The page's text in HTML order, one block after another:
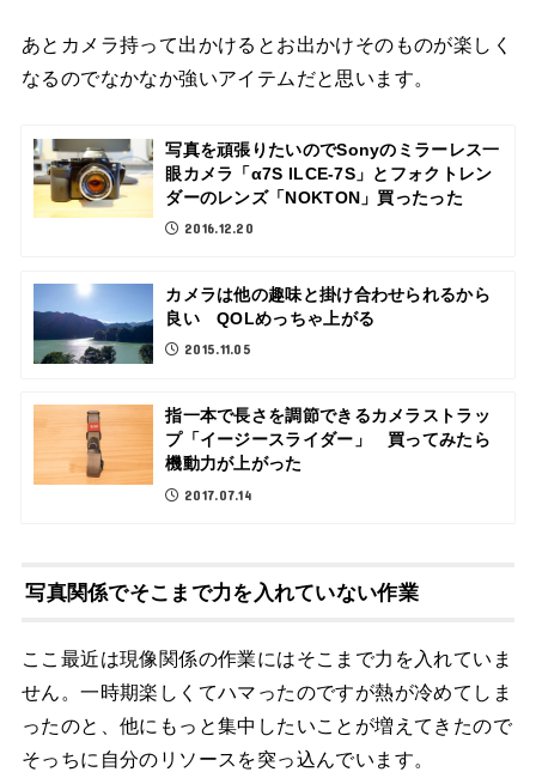
あとカメラ持って出かけるとお出かけそのものが楽しく
なるのでなかなか強いアイテムだと思います。
写真を頑張りたいのでSonyのミラーレス一
眼カメラ「α7S ILCE-7S」とフォクトレン
ダーのレンズ「NOKTON」買ったった
2016.12.20
カメラは他の趣味と掛け合わせられるから
良い QOLめっちゃ上がる
2015.11.05
指一本で長さを調節できるカメラストラッ
プ「イージースライダー」 買ってみたら
機動力が上がった
2017.07.14
写真関係でそこまで力を入れていない作業
ここ最近は現像関係の作業にはそこまで力を入れていま
せん。一時期楽しくてハマったのですが熱が冷めてしま
ったのと、他にもっと集中したいことが増えてきたので
そっちに自分のリソースを突っ込んでいます。